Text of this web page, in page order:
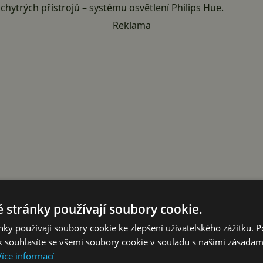
přístrojů – systému osvětlení Philips Hue.
Reklama
trhu celá řada a ne jinak je tomu i v případě osvětlení.
rozhodli jsme se právě pro něj. Tento systém
stránky používají soubory cookie.
používají soubory cookie ke zlepšení uživatelského zážitku.
souhlasíte se všemi soubory cookie v souladu s našimi
informací